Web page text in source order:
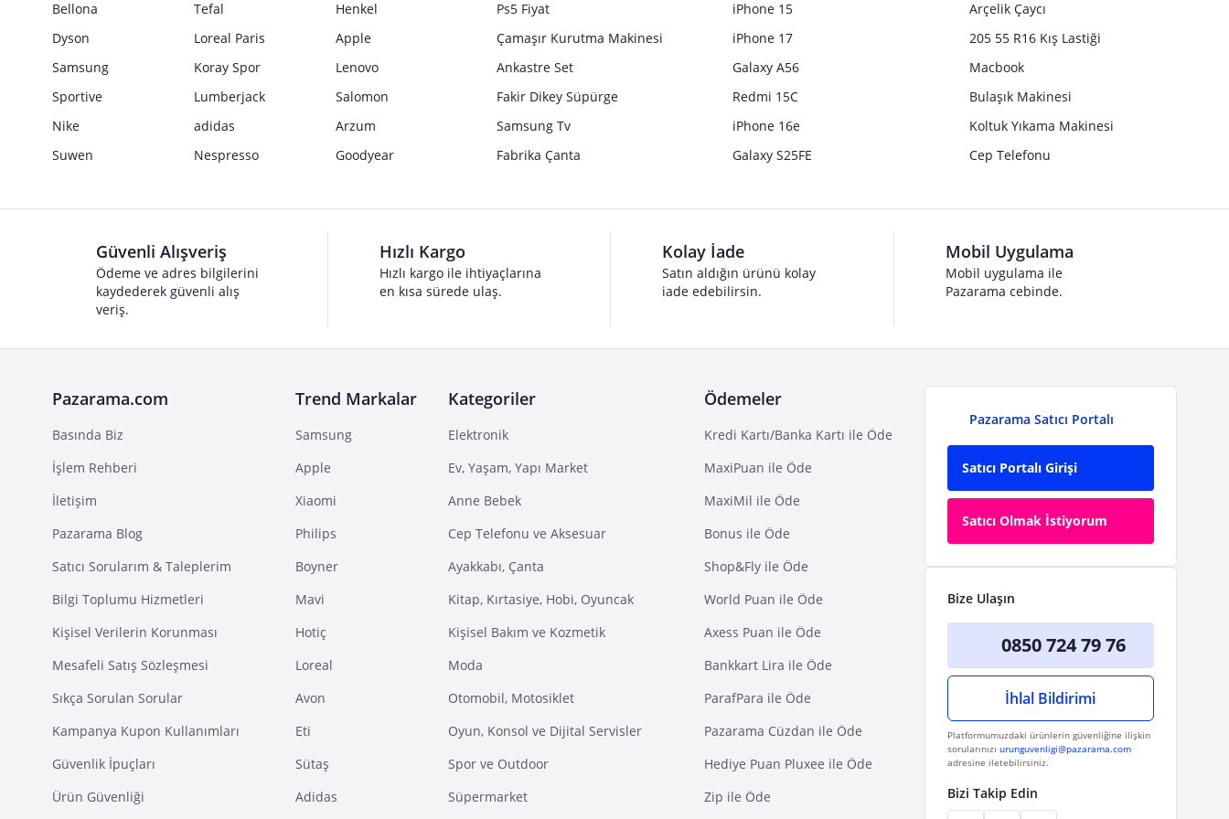
Bellona
Tefal
Henkel
Dyson
Loreal Paris
Apple
Samsung
Koray Spor
Lenovo
Sportive
Lumberjack
Salomon
Nike
adidas
Arzum
Suwen
Nespresso Goodyear
Ps5 Fiyat
Çamaşır Kurutma Makinesi
Ankastre Set
Fakir Dikey Süpürge
Samsung Tv
Fabrika Çanta
iPhone 15
iPhone 17
Galaxy A56
Redmi 15C
iPhone 16e
Galaxy S25FE
Arçelik Çaycı
205 55 R16 Kış Lastiği
Macbook
Bulaşık Makinesi
Koltuk Yıkama Makinesi
Cep Telefonu
Güvenli Alışveriş
Ödeme ve adres bilgilerini
kaydederek güvenli alış
veriş.
Hızlı Kargo
Hızlı kargo ile ihtiyaçlarına
en kısa sürede ulaş.
Kolay İade
Satın aldığın ürünü kolay
iade edebilirsin.
Mobil Uygulama
Mobil uygulama ile
Pazarama cebinde.
Pazarama.com
Basında Biz
İşlem Rehberi
İletişim
Pazarama Blog
Satıcı Sorularım & Taleplerim
Bilgi Toplumu Hizmetleri
Kişisel Verilerin Korunması
Mesafeli Satış Sözleşmesi
Sıkça Sorulan Sorular
Kampanya Kupon Kullanımları
Güvenlik İpuçları
Ürün Güvenliği
Trend Markalar
Samsung
Apple
Xiaomi
Philips
Boyner
Mavi
Hotiç
Loreal
Avon
Eti
Sütaş
Adidas
Kategoriler
Elektronik
Ev, Yaşam, Yapı Market
Anne Bebek
Cep Telefonu ve Aksesuar
Ayakkabı, Çanta
Kitap, Kırtasiye, Hobi, Oyuncak
Kişisel Bakım ve Kozmetik
Moda
Otomobil, Motosiklet
Oyun, Konsol ve Dijital Servisler
Spor ve Outdoor
Süpermarket
Ödemeler
Kredi Kartı/Banka Kartı ile Öde
MaxiPuan ile Öde
MaxiMil ile Öde
Bonus ile Öde
Shop&Fly ile Öde
World Puan ile Öde
Axess Puan ile Öde
Bankkart Lira ile Öde
ParafPara ile Öde
Pazarama Cüzdan ile Öde
Hediye Puan Pluxee ile Öde
Zip ile Öde
Pazarama Satıcı Portalı
Satıcı Portalı Girişi
Satıcı Olmak İstiyorum
Bize Ulaşın
0850 724 79 76
İhlal Bildirimi
Platformumuzdaki ürünlerin güvenliğine ilişkin
sorularınızı urunguvenligi@pazarama.com
adresine iletebilirsiniz.
Bizi Takip Edin